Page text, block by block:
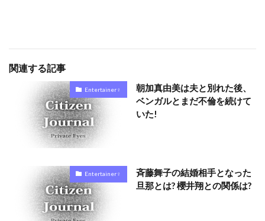
関連する記事
Entertainer♀
朝加真由美は夫と別れた後、
ベンガルとまだ不倫を続けて
いた!
Entertainer♀
斉藤舞子の結婚相手となった
旦那とは? 櫻井翔との関係は?